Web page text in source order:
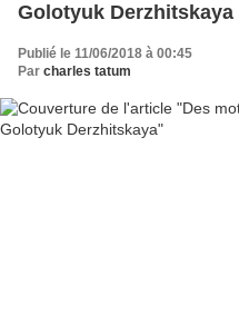
Golotyuk Derzhitskaya
Publié le 11/06/2018 à 00:45
Par charles tatum